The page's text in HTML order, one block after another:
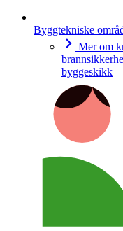
Byggtekniske
Mer om
byggeskikk